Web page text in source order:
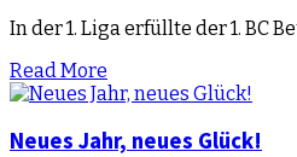
In der 1. Liga erfüllte der 1. BC
Read More
Neues Jahr, neues Glück!